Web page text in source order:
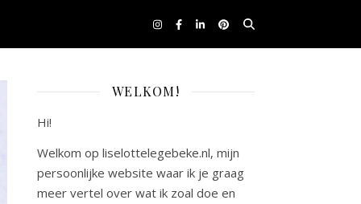
WELKOM!
Hi!
Welkom op liselottelegebeke.nl, mijn
persoonlijke website waar ik je graag
meer vertel over wat ik zoal doe en